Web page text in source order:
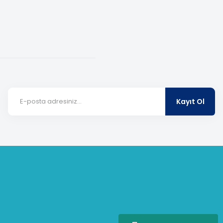
Kayıt Ol